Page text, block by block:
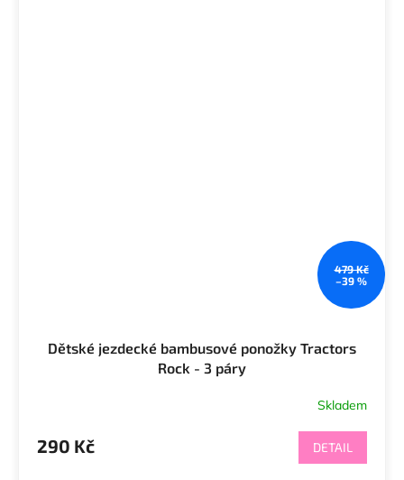
479 Kč
–39 %
Dětské jezdecké bambusové ponožky Tractors
Rock - 3 páry
Skladem
290 Kč DETAIL